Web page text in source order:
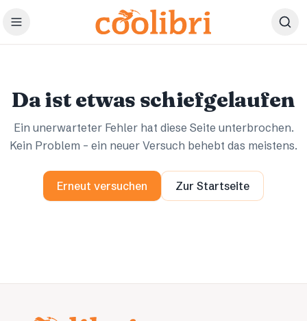
Zum Hauptinhalt springen
Da ist etwas schiefgelaufen
Ein unerwarteter Fehler hat diese Seite unterbrochen.
Kein Problem – ein neuer Versuch behebt das meistens.
Erneut versuchen Zur Startseite